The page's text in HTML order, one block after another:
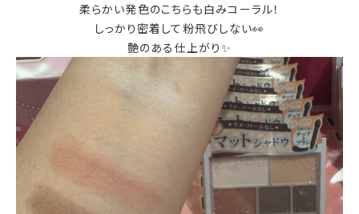
柔らかい発色のこちらも白みコーラル！
しっかり密着して粉飛びしない👀
艶のある仕上がり✨